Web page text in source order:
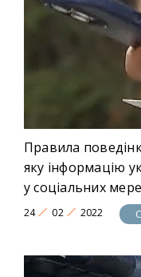
Правила
яку інформацію
у соціальних
24 02 2022